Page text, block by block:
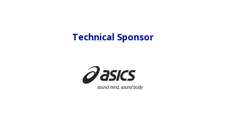
Technical Sponsor